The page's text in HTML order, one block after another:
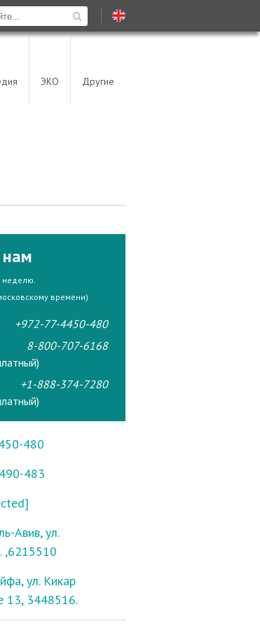
ЭКО Другие
нам
неделю.
времени)
+972-77-4450-480
8-800-707-6168
+1-888-374-7280
480
483
Авив, ул.
,6215510
ул. Кикар
13, 3448516.